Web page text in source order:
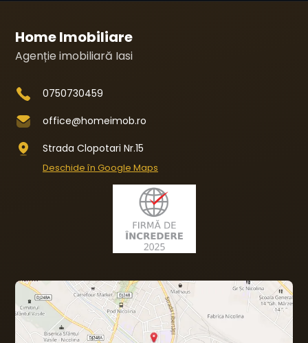
Home Imobiliare
Agenție imobiliară Iasi
0750730459
office@homeimob.ro
Strada Clopotari Nr.15
Deschide în Google Maps